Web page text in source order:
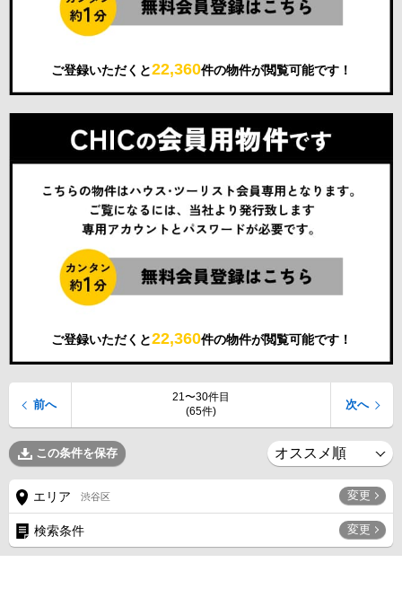
ご登録いただくと22,360件の物件が閲覧可能です！
ご登録いただくと22,360件の物件が閲覧可能です！
21〜30件目
(65件)
前へ 次へ
この条件を保存
エリア 渋谷区 変更
検索条件 変更